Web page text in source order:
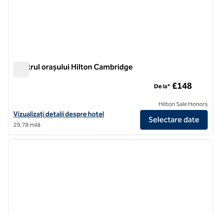
Centrul orașului Hilton Cambridge
Vizualizați detaliile hotelului pentru Hilton Cambridge City Centre
Vizualizați detalii despre hotel
29,78 milă
De la* £148
Hilton Sale Honors
Selectare date
1/12
1 din 12